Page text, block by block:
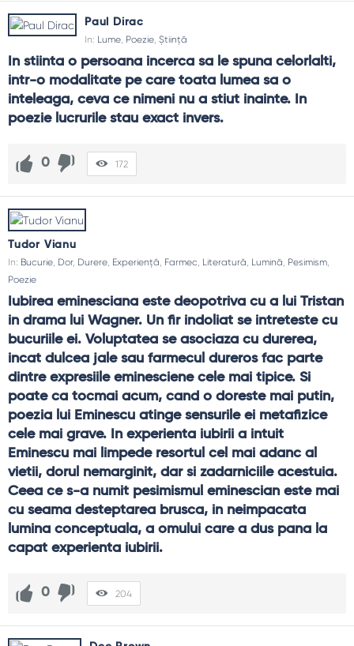
Paul Dirac
In: Lume, Poezie, Știință
In stiinta o persoana incerca sa le spuna celorlalti,
intr-o modalitate pe care toata lumea sa o
inteleaga, ceva ce nimeni nu a stiut inainte. In
poezie lucrurile stau exact invers.
0 172
Tudor Vianu
In: Bucurie Dor, Durere Experiență Farmec Literatură Lumină Pesimism
Poezie
Iubirea eminesciana este deopotriva cu a lui Tristan
in drama lui Wagner. Un fir indoliat se intreteste cu
bucuriile ei. Voluptatea se asociaza cu durerea,
incat dulcea jale sau farmecul dureros fac parte
dintre expresiile eminesciene cele mai tipice. Si
poate ca tocmai acum, cand o doreste mai putin,
poezia lui Eminescu atinge sensurile ei metafizice
cele mai grave. In experienta iubirii a intuit
Eminescu mai limpede resortul cel mai adanc al
vietii, dorul nemarginit, dar si zadarniciile acestuia.
Ceea ce s-a numit pesimismul eminescian este mai
cu seama desteptarea brusca, in neimpacata
lumina conceptuala, a omului care a dus pana la
capat experienta iubirii.
0 204